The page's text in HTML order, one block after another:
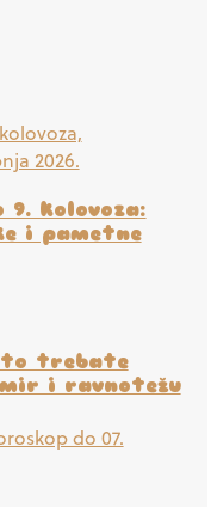
9. kolovoza:
i pametne
trebate
i ravnotežu